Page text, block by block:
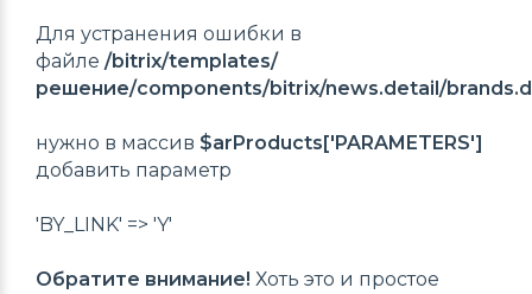
Для устранения ошибки в
файле /bitrix/templates/
решение/components/bitrix/news.detail/
нужно в массив $arProducts['PARAMETERS']
добавить параметр
'BY_LINK' => 'Y'
Обратите внимание! Хоть это и простое